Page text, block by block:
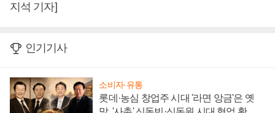
지석 기자]
인기기사
소비자·유통
롯데·농심 창업주 시대 '라면 앙금'은 옛